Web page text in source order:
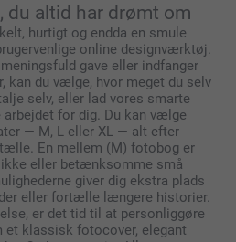
du altid har drømt om
hurtigt og endda en smule
online designværktøj.
gave eller indfanger
kan du vælge, hvor meget du selv
selv, eller lad vores smarte
for dig. Du kan vælge
— M, L eller XL — alt efter
En mellem (M) fotobog er
eller betænksomme små
giver dig ekstra plads
eller fortælle længere historier.
er det tid til at personliggøre
klassisk fotocover, elegant